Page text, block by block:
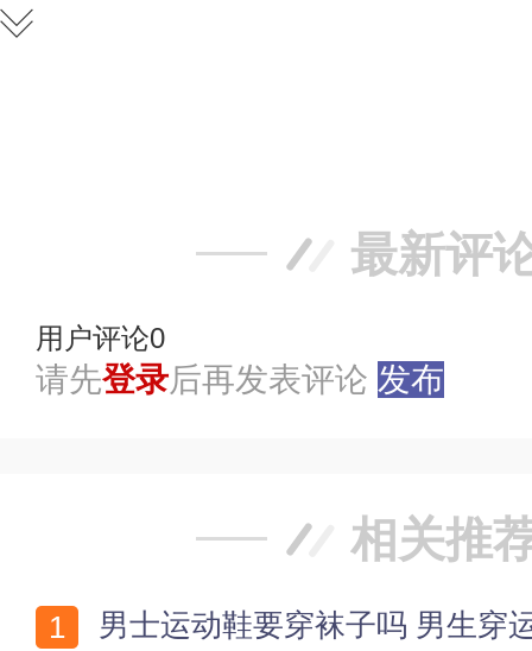
最新评
用户评论0
请先登录后再发表评论 发布
相关推
男士运动鞋要穿袜子吗 男生穿